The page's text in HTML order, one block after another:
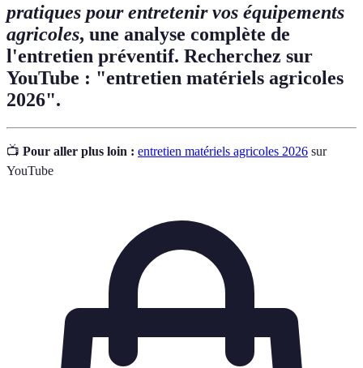
pratiques pour entretenir vos équipements
agricoles, une analyse complète de
l'entretien préventif. Recherchez sur
YouTube : "entretien matériels agricoles
2026".
📺 Pour aller plus loin : entretien matériels agricoles 2026 sur
YouTube